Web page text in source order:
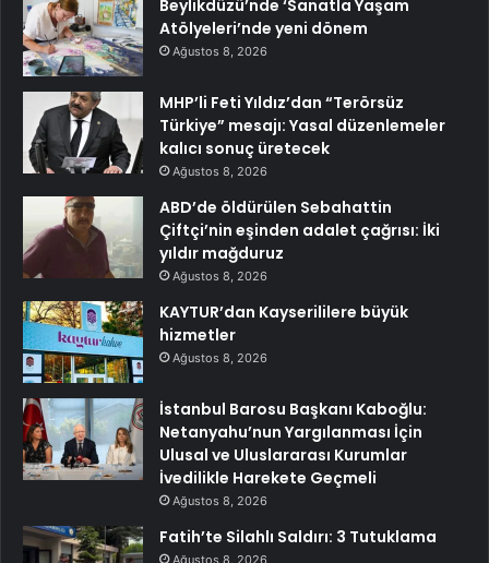
Beylikdüzü’nde ‘Sanatla Yaşam
Atölyeleri’nde yeni dönem
Ağustos 8, 2026
MHP’li Feti Yıldız’dan “Terörsüz
Türkiye” mesajı: Yasal düzenlemeler
kalıcı sonuç üretecek
Ağustos 8, 2026
ABD’de öldürülen Sebahattin
Çiftçi’nin eşinden adalet çağrısı: İki
yıldır mağduruz
Ağustos 8, 2026
KAYTUR’dan Kayserililere büyük
hizmetler
Ağustos 8, 2026
İstanbul Barosu Başkanı Kaboğlu:
Netanyahu’nun Yargılanması İçin
Ulusal ve Uluslararası Kurumlar
İvedilikle Harekete Geçmeli
Ağustos 8, 2026
Fatih’te Silahlı Saldırı: 3 Tutuklama
Ağustos 8, 2026